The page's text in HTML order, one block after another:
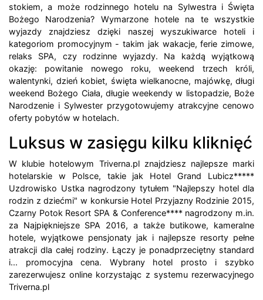
stokiem, a może rodzinnego hotelu na Sylwestra i Święta
Bożego Narodzenia? Wymarzone hotele na te wszystkie
wyjazdy znajdziesz dzięki naszej wyszukiwarce hoteli i
kategoriom promocyjnym - takim jak wakacje, ferie zimowe,
relaks SPA, czy rodzinne wyjazdy. Na każdą wyjątkową
okazję: powitanie nowego roku, weekend trzech króli,
walentynki, dzień kobiet, święta wielkanocne, majówkę, długi
weekend Bożego Ciała, długie weekendy w listopadzie, Boże
Narodzenie i Sylwester przygotowujemy atrakcyjne cenowo
oferty pobytów w hotelach.
Luksus w zasięgu kilku kliknięć
W klubie hotelowym Triverna.pl znajdziesz najlepsze marki
hotelarskie w Polsce, takie jak Hotel Grand Lubicz*****
Uzdrowisko Ustka nagrodzony tytułem "Najlepszy hotel dla
rodzin z dziećmi" w konkursie Hotel Przyjazny Rodzinie 2015,
Czarny Potok Resort SPA & Conference**** nagrodzony m.in.
za Najpiękniejsze SPA 2016, a także butikowe, kameralne
hotele, wyjątkowe pensjonaty jak i najlepsze resorty pełne
atrakcji dla całej rodziny. Łączy je ponadprzeciętny standard
i... promocyjna cena. Wybrany hotel prosto i szybko
zarezerwujesz online korzystając z systemu rezerwacyjnego
Triverna.pl